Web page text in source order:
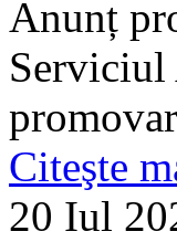
Anunț
Serviciul
Citeşte
20 Iul